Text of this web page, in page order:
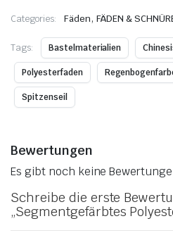
Categories: Fäden,FÄDEN &
Tags: Bastelmaterialien
Polyesterfaden
Spitzenseil
Bewertungen
Es gibt noch keine
Schreibe die erste
„Segmentgefärbtes